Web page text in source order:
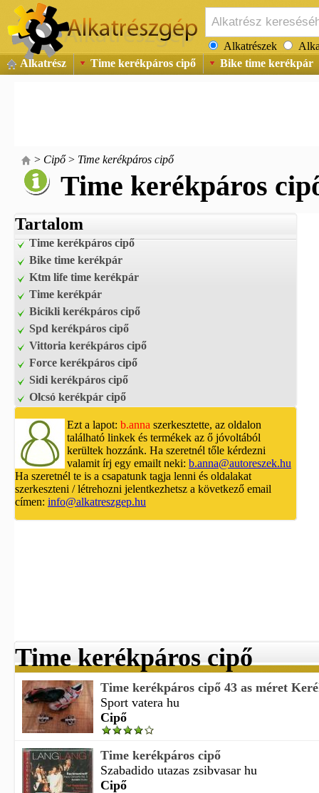
Alkatrészek
Alkatrész
Time kerékpáros cipő Bike time kerékpár
> Cipő> Time kerékpáros cipő
Time kerékpáros
Tartalom
Time kerékpáros cipő
Bike time kerékpár
Ktm life time kerékpár
Time kerékpár
Bicikli kerékpáros cipő
Spd kerékpáros cipő
Vittoria kerékpáros cipő
Force kerékpáros cipő
Sidi kerékpáros cipő
Olcsó kerékpár cipő
Ezt a lapot: b.anna szerkesztette, az oldalon
található linkek és termékek az ő jóvoltából
kerültek hozzánk. Ha szeretnél tőle kérdezni
valamit írj egy emailt neki: b.anna@autoreszek.hu
Ha szeretnél te is a csapatunk tagja lenni és oldalakat
szerkeszteni / létrehozni jelentkezhetsz a következő email
címen: info@alkatreszgep.hu
Time kerékpáros cipő
Time kerékpáros cipő 43 as méret
Sport vatera hu
Cipő
Time kerékpáros cipő
Szabadido utazas zsibvasar hu
Cipő